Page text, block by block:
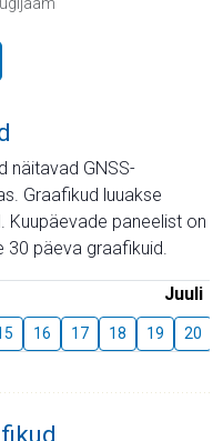
näitavad GNSS-
Graafikud luuakse
paneelist on
päeva graafikuid.
Juuli
16 17 18 19 20